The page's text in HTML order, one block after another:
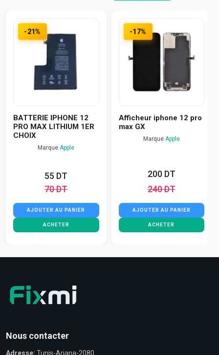
-21%
BATTERIE IPHONE 12
PRO MAX LITHIUM 1ER
CHOIX
MarqueApple
55 DT
70 DT
AJOUTER AU PANIER
ACHETER
-17%
Afficheur iphone 12 pro
max GX
Marque Apple
200 DT
240 DT
AJOUTER AU PANIER
ACHETER
Nous contacter
Adresse: Tunis-Ariana-2080